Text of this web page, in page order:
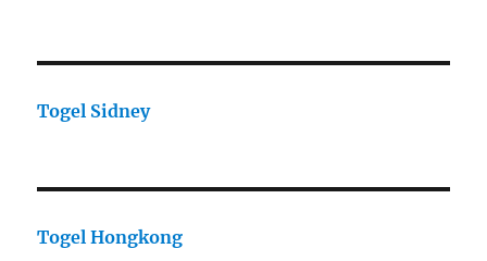
Togel Sidney
Togel Hongkong